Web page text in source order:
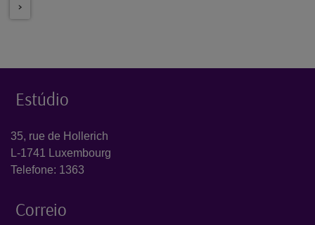
>
Estúdio
35, rue de Hollerich
L-1741 Luxembourg
Telefone: 1363
Correio